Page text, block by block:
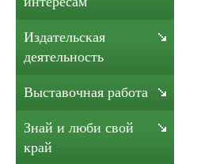
Издательская
деятельность
Выставочная работа
Знай и люби свой
край